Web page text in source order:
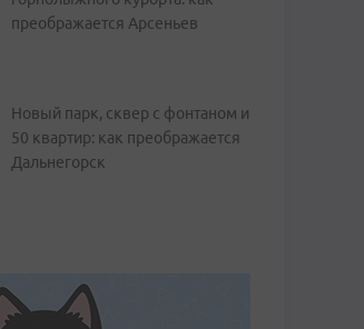
преображается Арсеньев
Новый парк, сквер с фонтаном и
50 квартир: как преображается
Дальнегорск